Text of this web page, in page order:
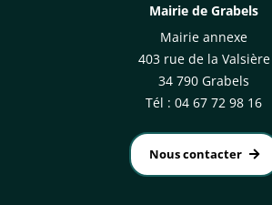
Mairie de Grabels
Mairie annexe
403 rue de la Valsière
34 790 Grabels
Tél : 04 67 72 98 16
Nous contacter